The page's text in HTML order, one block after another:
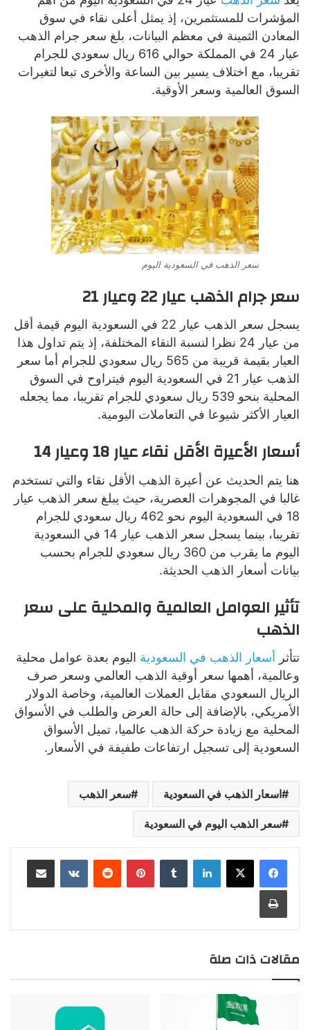
المؤشرات للمستثمرين، إذ يمثل أعلى نقاء في سوق
المعادن الثمينة في معظم البيانات، بلغ سعر جرام الذهب
عيار 24 في المملكة حوالي 616 ريال سعودي للجرام
تقريبا، مع اختلاف يسير بين الساعة والأخرى تبعا لتغيرات
السوق العالمية وسعر الأوقية.
سعر الذهب في السعودية اليوم
سعر جرام الذهب عيار 22 وعيار 21
يسجل سعر الذهب عيار 22 في السعودية اليوم قيمة أقل
من عيار 24 نظرا لنسبة النقاء المختلفة، إذ يتم تداول هذا
العيار بقيمة قريبة من 565 ريال سعودي للجرام أما سعر
الذهب عيار 21 في السعودية اليوم فيتراوح في السوق
المحلية بنحو 539 ريال سعودي للجرام تقريبا، مما يجعله
العيار الأكثر شيوعا في التعاملات اليومية.
أسعار الأعيرة الأقل نقاء عيار 18 وعيار 14
هنا يتم الحديث عن أعيرة الذهب الأقل نقاء والتي تستخدم
غالبا في المجوهرات العصرية، حيث يبلغ سعر الذهب عيار
18 في السعودية اليوم نحو 462 ريال سعودي للجرام
تقريبا، بينما يسجل سعر الذهب عيار 14 في السعودية
اليوم ما يقرب من 360 ريال سعودي للجرام بحسب
بيانات أسعار الذهب الحديثة.
تأثير العوامل العالمية والمحلية على سعر
الذهب
تتأثر أسعار الذهب في السعودية اليوم بعدة عوامل محلية
وعالمية، أهمها سعر أوقية الذهب العالمي وسعر صرف
الريال السعودي مقابل العملات العالمية، وخاصة الدولار
الأمريكي، بالإضافة إلى حالة العرض والطلب في الأسواق
المحلية مع زيادة حركة الذهب عالميا، تميل الأسواق
السعودية إلى تسجيل ارتفاعات طفيفة في الأسعار.
اسعار الذهب في السعودية سعر الذهب
سعر الذهب اليوم في السعودية
لينكدإن بينتيريست مشاركة عبر البريد
طباعة
مقالات ذات صلة